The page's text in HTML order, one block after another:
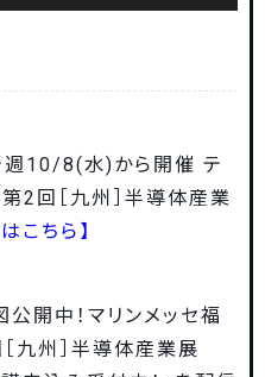
週10/8(水)から開催 テ
2回［九州］半導体産業
こちら】
公開中！マリンメッセ福
九州］半導体産業展